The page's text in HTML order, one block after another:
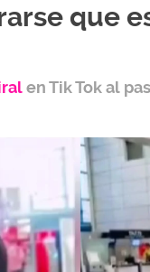
que
en Tik Tok al